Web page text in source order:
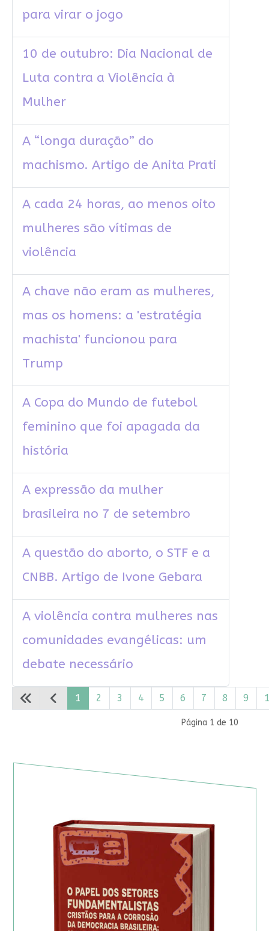
para virar o jogo
10 de outubro: Dia Nacional de
Luta contra a Violência à
Mulher
A “longa duração” do
machismo. Artigo de Anita Prati
A cada 24 horas, ao menos oito
mulheres são vítimas de
violência
A chave não eram as mulheres,
mas os homens: a 'estratégia
machista' funcionou para
Trump
A Copa do Mundo de futebol
feminino que foi apagada da
história
A expressão da mulher
brasileira no 7 de setembro
A questão do aborto, o STF e a
CNBB. Artigo de Ivone Gebara
A violência contra mulheres nas
comunidades evangélicas: um
debate necessário
Página 1 de 10
1 2 3 4 5 6 7 8 9